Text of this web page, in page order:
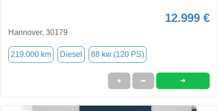
12.999 €
Hannover, 30179
219.000 km Diesel 88 kw (120 PS)
★ ➦ ➜